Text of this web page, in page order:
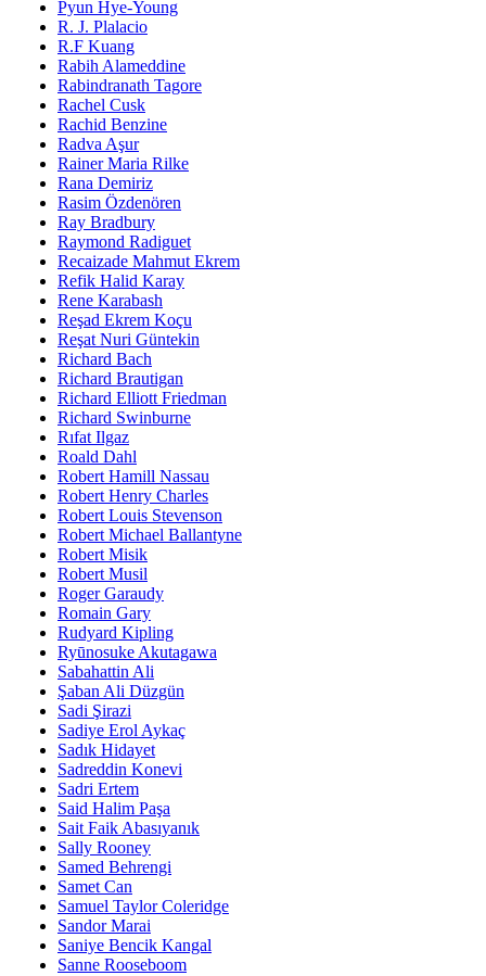
Pyun Hye-Young
R. J. Plalacio
R.F Kuang
Rabih Alameddine
Rabindranath Tagore
Rachel Cusk
Rachid Benzine
Radva Aşur
Rainer Maria Rilke
Rana Demiriz
Rasim Özdenören
Ray Bradbury
Raymond Radiguet
Recaizade Mahmut Ekrem
Refik Halid Karay
Rene Karabash
Reşad Ekrem Koçu
Reşat Nuri Güntekin
Richard Bach
Richard Brautigan
Richard Elliott Friedman
Richard Swinburne
Rıfat Ilgaz
Roald Dahl
Robert Hamill Nassau
Robert Henry Charles
Robert Louis Stevenson
Robert Michael Ballantyne
Robert Misik
Robert Musil
Roger Garaudy
Romain Gary
Rudyard Kipling
Ryūnosuke Akutagawa
Sabahattin Ali
Şaban Ali Düzgün
Sadi Şirazi
Sadiye Erol Aykaç
Sadık Hidayet
Sadreddin Konevi
Sadri Ertem
Said Halim Paşa
Sait Faik Abasıyanık
Sally Rooney
Samed Behrengi
Samet Can
Samuel Taylor Coleridge
Sandor Marai
Saniye Bencik Kangal
Sanne Rooseboom